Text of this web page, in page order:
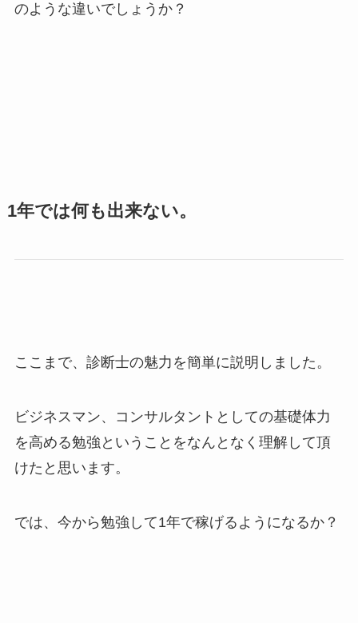
のような違いでしょうか？
1年では何も出来ない。
ここまで、診断士の魅力を簡単に説明しました。
ビジネスマン、コンサルタントとしての基礎体力
を高める勉強ということをなんとなく理解して頂
けたと思います。
では、今から勉強して1年で稼げるようになるか？